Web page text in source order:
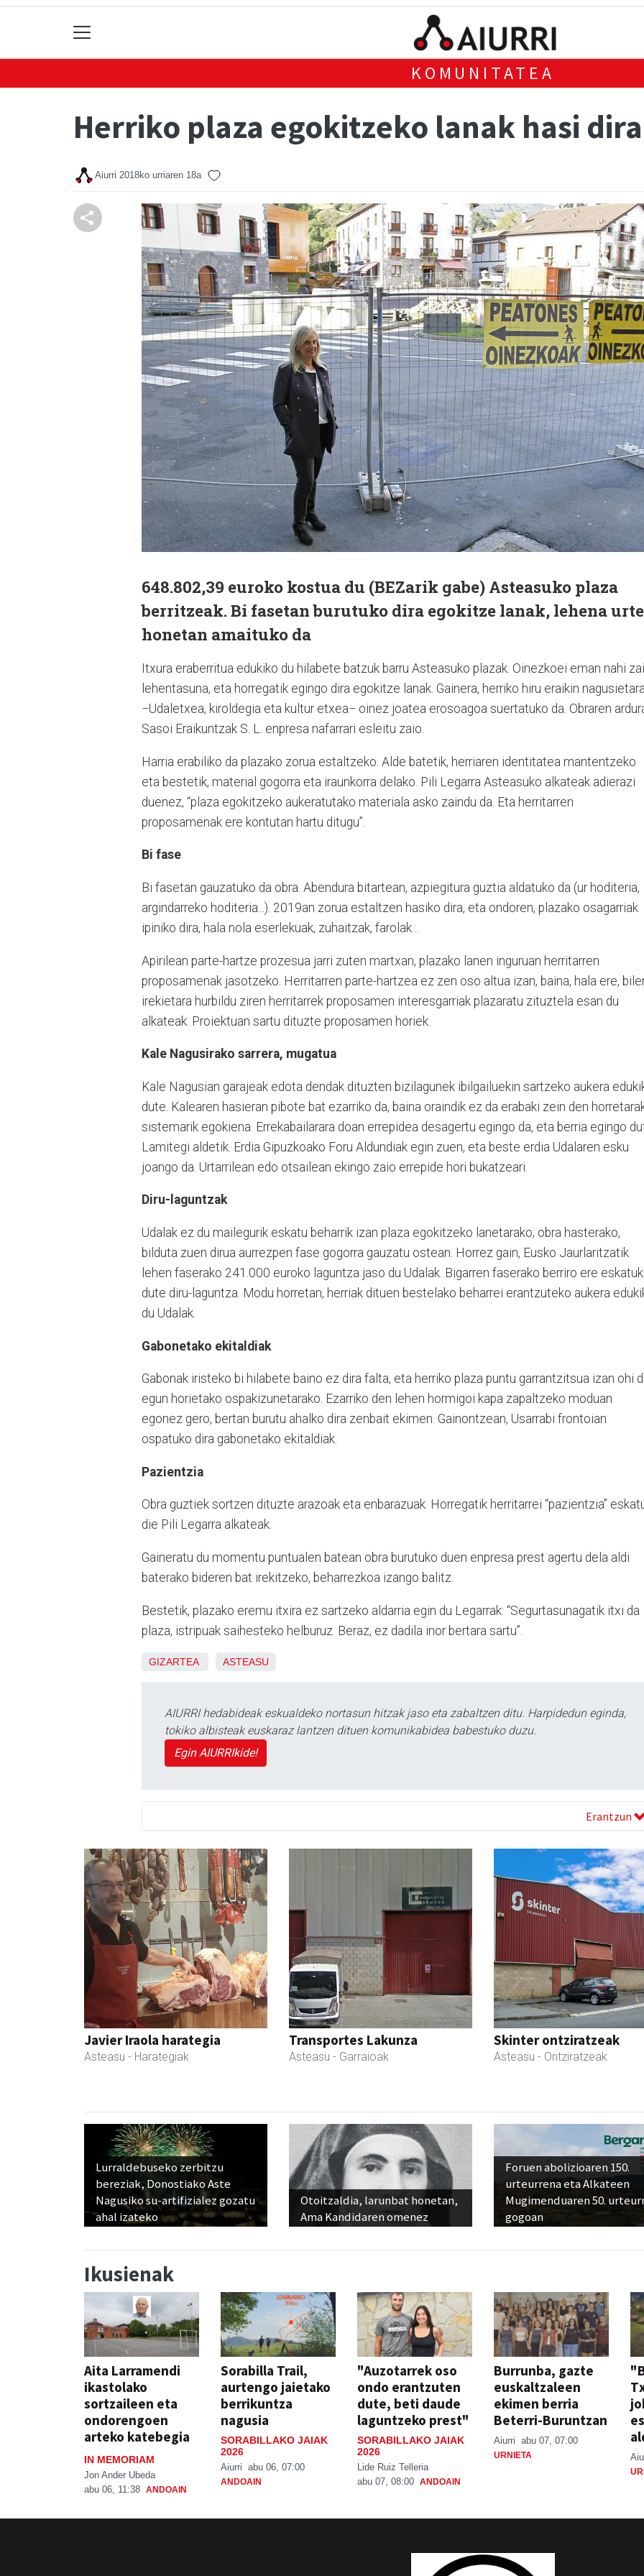
KOMUNITATEA
Herriko plaza egokitzeko lanak hasi dira
Aiurri 2018ko urriaren 18a
648.802,39 euroko kostua du (BEZarik gabe) Asteasuko plaza
berritzeak. Bi fasetan burutuko dira egokitze lanak, lehena urte
honetan amaituko da
Itxura eraberritua edukiko du hilabete batzuk barru Asteasuko plazak. Oinezkoei eman nahi
lehentasuna, eta horregatik egingo dira egokitze lanak. Gainera, herriko hiru eraikin nagusietara
−Udaletxea, kiroldegia eta kultur etxea− oinez joatea erosoagoa suertatuko da. Obraren
Sasoi Eraikuntzak S. L. enpresa nafarrari esleitu zaio.
Harria erabiliko da plazako zorua estaltzeko. Alde batetik, herriaren identitatea mantentzeko
eta bestetik, material gogorra eta iraunkorra delako. Pili Legarra Asteasuko alkateak adierazi
duenez, “plaza egokitzeko aukeratutako materiala asko zaindu da. Eta herritarren
proposamenak ere kontutan hartu ditugu”.
Bi fase
Bi fasetan gauzatuko da obra. Abendura bitartean, azpiegitura guztia aldatuko da (ur hoditeria,
argindarreko hoditeria...). 2019an zorua estaltzen hasiko dira, eta ondoren, plazako osagarriak
ipiniko dira, hala nola eserlekuak, zuhaitzak, farolak...
Apirilean parte-hartze prozesua jarri zuten martxan, plazako lanen inguruan herritarren
proposamenak jasotzeko. Herritarren parte-hartzea ez zen oso altua izan, baina, hala ere,
irekietara hurbildu ziren herritarrek proposamen interesgarriak plazaratu zituztela esan du
alkateak. Proiektuan sartu dituzte proposamen horiek.
Kale Nagusirako sarrera, mugatua
Kale Nagusian garajeak edota dendak dituzten bizilagunek ibilgailuekin sartzeko aukera
dute. Kalearen hasieran pibote bat ezarriko da, baina oraindik ez da erabaki zein den
sistemarik egokiena. Errekabailarara doan errepidea desagertu egingo da, eta berria egingo
Lamitegi aldetik. Erdia Gipuzkoako Foru Aldundiak egin zuen, eta beste erdia Udalaren esku
joango da. Urtarrilean edo otsailean ekingo zaio errepide hori bukatzeari.
Diru-laguntzak
Udalak ez du mailegurik eskatu beharrik izan plaza egokitzeko lanetarako; obra hasterako,
bilduta zuen dirua aurrezpen fase gogorra gauzatu ostean. Horrez gain, Eusko Jaurlaritzatik
lehen faserako 241.000 euroko laguntza jaso du Udalak. Bigarren faserako berriro ere
dute diru-laguntza. Modu horretan, herriak dituen bestelako beharrei erantzuteko aukera
du Udalak.
Gabonetako ekitaldiak
Gabonak iristeko bi hilabete baino ez dira falta, eta herriko plaza puntu garrantzitsua izan ohi
egun horietako ospakizunetarako. Ezarriko den lehen hormigoi kapa zapaltzeko moduan
egonez gero, bertan burutu ahalko dira zenbait ekimen. Gainontzean, Usarrabi frontoian
ospatuko dira gabonetako ekitaldiak.
Pazientzia
Obra guztiek sortzen dituzte arazoak eta enbarazuak. Horregatik herritarrei “pazientzia”
die Pili Legarra alkateak.
Gaineratu du momentu puntualen batean obra burutuko duen enpresa prest agertu dela aldi
baterako bideren bat irekitzeko, beharrezkoa izango balitz.
Bestetik, plazako eremu itxira ez sartzeko aldarria egin du Legarrak: “Segurtasunagatik itxi da
plaza, istripuak saihesteko helburuz. Beraz, ez dadila inor bertara sartu”.
GIZARTEA ASTEASU
AIURRI hedabideak eskualdeko nortasun hitzak jaso eta zabaltzen ditu. Harpidedun eginda,
tokiko albisteak euskaraz lantzen dituen komunikabidea babestuko duzu.
Egin AIURRIkide!
Erantzun
Javier Iraola harategia
Asteasu - Harategiak
Transportes Lakunza
Asteasu - Garraioak
Skinter ontziratzeak
Asteasu - Ontziratzeak
Lurraldebuseko zerbitzu
bereziak, Donostiako Aste
Nagusiko su-artifizialez gozatu
ahal izateko
Otoitzaldia, larunbat honetan,
Ama Kandidaren omenez
Foruen abolizioaren 150.
urteurrena eta Alkateen
Mugimenduaren 50.
gogoan
Ikusienak
Aita Larramendi
ikastolako
sortzaileen eta
ondorengoen
arteko katebegia
IN MEMORIAM
Jon Ander Ubeda
abu 06, 11:38 ANDOAIN
Sorabilla Trail,
aurtengo jaietako
berrikuntza
nagusia
SORABILLAKO JAIAK
2026
Aiurri abu 06, 07:00
ANDOAIN
"Auzotarrek oso
ondo erantzuten
dute, beti daude
laguntzeko prest"
SORABILLAKO JAIAK
2026
Lide Ruiz Telleria
abu 07, 08:00 ANDOAIN
Burrunba, gazte
euskaltzaleen
ekimen berria
Beterri-Buruntzan
Aiurri abu 07, 07:00
URNIETA